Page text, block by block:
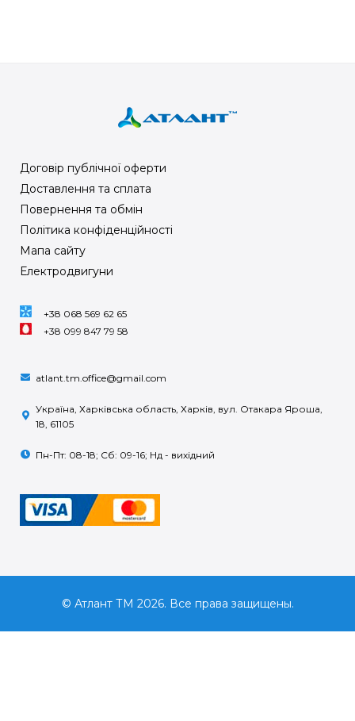
Договір публічної оферти
Доставлення та сплата
Повернення та обмін
Політика конфіденційності
Мапа сайту
Електродвигуни
+38 068 569 62 65
+38 099 847 79 58
atlant.tm.office@gmail.com
Україна, Харківська область, Харків, вул. Отакара Яроша,
18, 61105
Пн-Пт: 08-18; Сб: 09-16; Нд - вихідний
© Атлант ТМ 2026. Все права защищены.